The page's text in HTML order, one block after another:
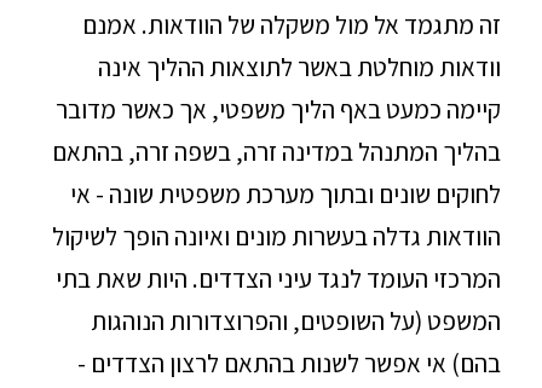
זה מתגמד אל מול משקלה של הוודאות. אמנם
וודאות מוחלטת באשר לתוצאות ההליך אינה
קיימה כמעט באף הליך משפטי, אך כאשר מדובר
בהליך המתנהל במדינה זרה, בשפה זרה, בהתאם
לחוקים שונים ובתוך מערכת משפטית שונה - אי
הוודאות גדלה בעשרות מונים ואיונה הופך לשיקול
המרכזי העומד לנגד עיני הצדדים. היות שאת בתי
המשפט (על השופטים, והפרוצדורות הנוהגות
בהם) אי אפשר לשנות בהתאם לרצון הצדדים -